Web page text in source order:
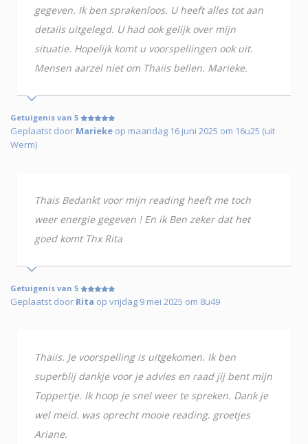
gegeven. Ik ben sprakenloos. U heeft alles tot aan
details uitgelegd. U had ook gelijk over mijn
situatie. Hopelijk komt u voorspellingen ook uit.
Mensen aarzel niet om Thaiis bellen. Marieke.
Getuigenis van 5
Geplaatst door Marieke op maandag 16 juni 2025 om 16u25 (uit
Werm)
Thais Bedankt voor mijn reading heeft me toch
weer energie gegeven ! En ik Ben zeker dat het
goed komt Thx Rita
Getuigenis van 5
Geplaatst door Rita op vrijdag 9 mei 2025 om 8u49
Thaiis. Je voorspelling is uitgekomen. Ik ben
superblij dankje voor je advies en raad jij bent mijn
Toppertje. Ik hoop je snel weer te spreken. Dank je
wel meid. was oprecht mooie reading. groetjes
Ariane.